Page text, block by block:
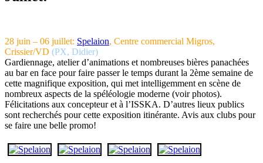
28 juin – 06 juillet: Spelaion, Centre commercial Migros,
Crissier/VD (PX, Didier)
Gardiennage, atelier d’animations et nombreuses bières panachées
au bar en face pour faire passer le temps durant la 2ème semaine de
cette magnifique exposition, qui met intelligemment en scène de
nombreux aspects de la spéléologie moderne (voir photos).
Félicitations aux concepteur et à l’ISSKA. D’autres lieux publics
sont recherchés pour cette exposition itinérante. Avis aux clubs pour
se faire une belle promo!